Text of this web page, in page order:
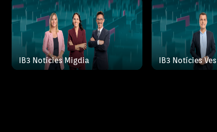
IB3 Notícies Migdia IB3 Notícies